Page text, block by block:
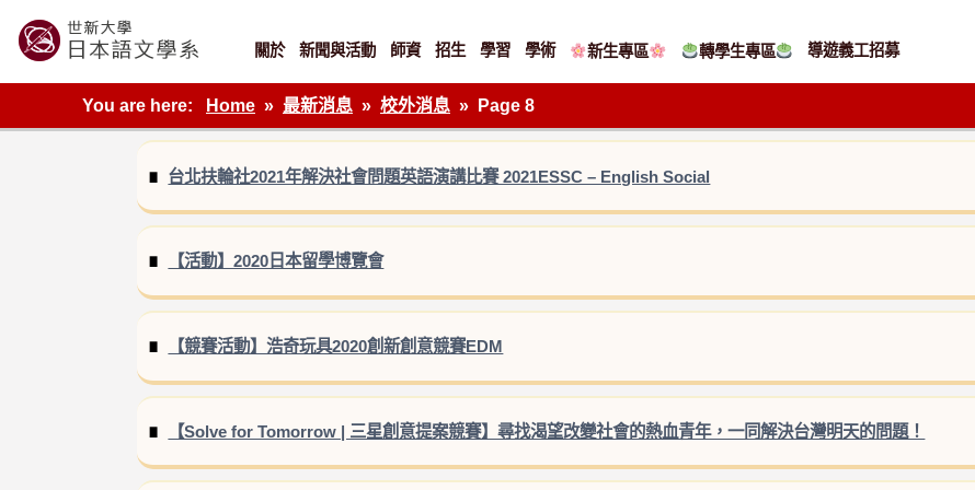
content
世新大學教學單位的網站
關於 新聞與活動 師資 招生 學習 學術 新生專區 轉學生專區 導遊義工招募
You are here: Home 最新消息 校外消息 Page 8
台北扶輪社2021年解決社會問題英語演講比賽 2021ESSC – English Social
【活動】2020日本留學博覽會
【競賽活動】浩奇玩具2020創新創意競賽EDM
【Solve for Tomorrow | 三星創意提案競賽】尋找渴望改變社會的熱血青年，一同解決台灣明天的問題！